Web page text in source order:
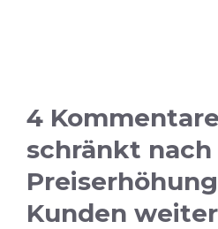
4
schränkt nach
Kunden